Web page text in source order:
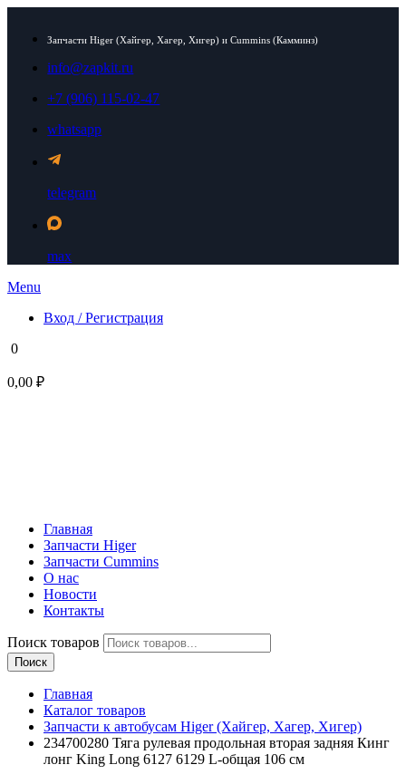
Запчасти Higer (Хайгер, Хагер, Хигер) и Cummins (Камминз)
info@zapkit.ru
+7 (906) 115-02-47
whatsapp
telegram
max
Menu
Вход / Регистрация
0
0,00 ₽
Главная
Запчасти Higer
Запчасти Cummins
О нас
Новости
Контакты
Поиск товаров
Поиск
Главная
Каталог товаров
Запчасти к автобусам Higer (Хайгер, Хагер, Хигер)
234700280 Тяга рулевая продольная вторая задняя Кинг
лонг King Long 6127 6129 L-общая 106 см